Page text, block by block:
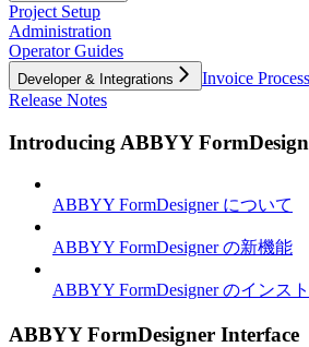
Project Setup
Administration
Operator Guides
Developer & Integrations
Invoice
Release Notes
Introducing ABBYY
ABBYY FormDesigner について
ABBYY FormDesigner の新機能
ABBYY FormDesigner のインス
ABBYY FormDesigner Interface